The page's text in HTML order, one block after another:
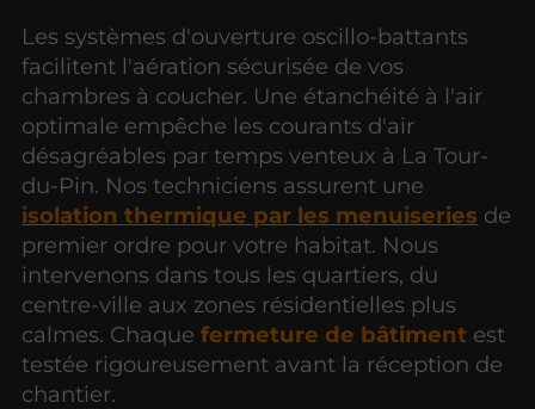
Les systèmes d'ouverture oscillo-battants
facilitent l'aération sécurisée de vos
chambres à coucher. Une étanchéité à l'air
optimale empêche les courants d'air
désagréables par temps venteux à La Tour-
du-Pin. Nos techniciens assurent une
isolation thermique par les menuiseries de
premier ordre pour votre habitat. Nous
intervenons dans tous les quartiers, du
centre-ville aux zones résidentielles plus
calmes. Chaquefermeture de bâtiment est
testée rigoureusement avant la réception de
chantier.